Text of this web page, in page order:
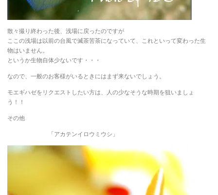
散々撮り終わった後、浅場に戻ったのですが
ここの浅場は以前の台風で滅茶苦茶になっていて、これといって変わった生
物はいません。
というか生物自体少ないです・・・
なので、一般のお客様がいるときにはまず来ないでしょう。
モエギハゼをリクエストしたい方は、人の少なそうな時期を狙いましょ
う！！
その他
「アカテンイロウミウシ」